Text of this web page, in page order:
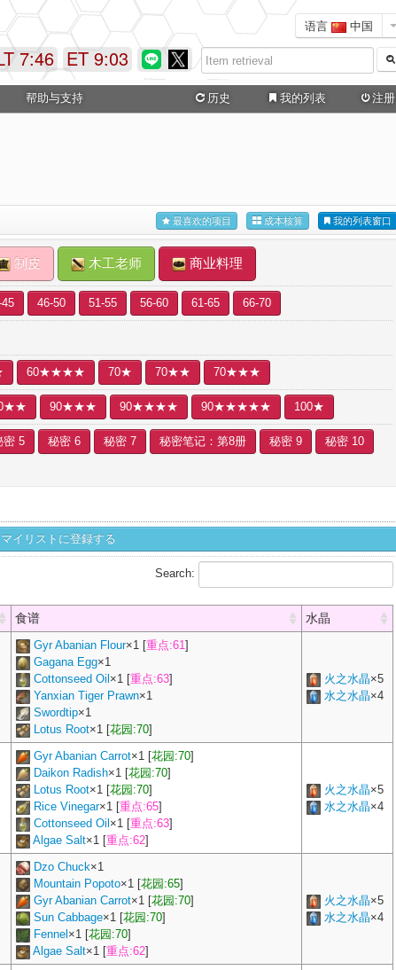
语言 中国
ET 9:03
7:46
帮助与支持 历史 我的列表 注册
我的列表窗口
成本核算
最喜欢的项目
制皮 木工老师 商业料理
46-50 51-55 56-60 61-65 66-70
60★★★★ 70★ 70★★ 70★★★
90★★★ 90★★★★ 90★★★★★ 100★
密 5 秘密 6 秘密 7 秘密笔记：第8册 秘密 9
秘密 10
イリストに登録する
Search:
食谱 水晶
Gyr Abanian Flour×1 [重点:61]
Gagana Egg×1
Cottonseed Oil ×1 [重点:63]
Yanxian Tiger Prawn×1
Swordtip×1
Lotus Root×1 [花园:70]
火之水晶×5
水之水晶×4
Gyr Abanian Carrot×1 [花园:70]
Daikon Radish×1 [花园:70]
Lotus Root×1 [花园:70]
Rice Vinegar×1 [重点:65]
Cottonseed Oil ×1 [重点:63]
Algae Salt×1 [重点:62]
火之水晶×5
水之水晶×4
Dzo Chuck×1
Mountain Popoto×1 [花园:65]
Gyr Abanian Carrot×1 [花园:70]
Sun Cabbage×1 [花园:70]
Fennel ×1 [花园:70]
Algae Salt×1 [重点:62]
火之水晶×5
水之水晶×4